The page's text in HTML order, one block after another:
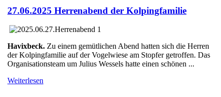
27.06.2025 Herrenabend der Kolpingfamilie
Havixbeck. Zu einem gemütlichen Abend hatten sich die Herren
der Kolpingfamilie auf der Vogelwiese am Stopfer getroffen. Das
Organisationsteam um Julius Wessels hatte einen schönen ...
Weiterlesen